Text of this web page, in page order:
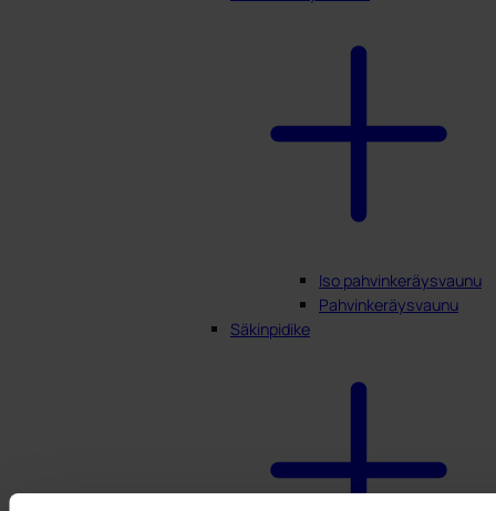
Iso pahvinkeräysvaunu
Pahvinkeräysvaunu
Säkinpidike